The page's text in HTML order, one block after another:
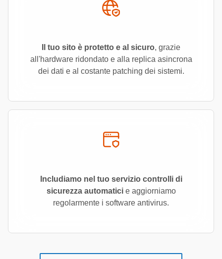
Il tuo sito è protetto e al sicuro, grazie
all'hardware ridondato e alla replica asincrona
dei dati e al costante patching dei sistemi.
Includiamo nel tuo servizio controlli di
sicurezza automatici e aggiorniamo
regolarmente i software antivirus.